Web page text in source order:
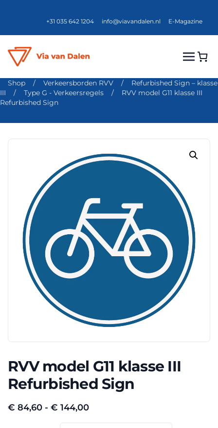
+31 035 642 1204 info@viavandalen.nl E-Magazine
Shop / Verkeersborden RVV /
Refurbished Sign – klasse
III
/ Type G - Verkeersregels /
RVV model G11 klasse III
Refurbished Sign
RVV model G11 klasse III
Refurbished Sign
€ 84,60 - € 144,00Prijsklasse:
€ 84,60